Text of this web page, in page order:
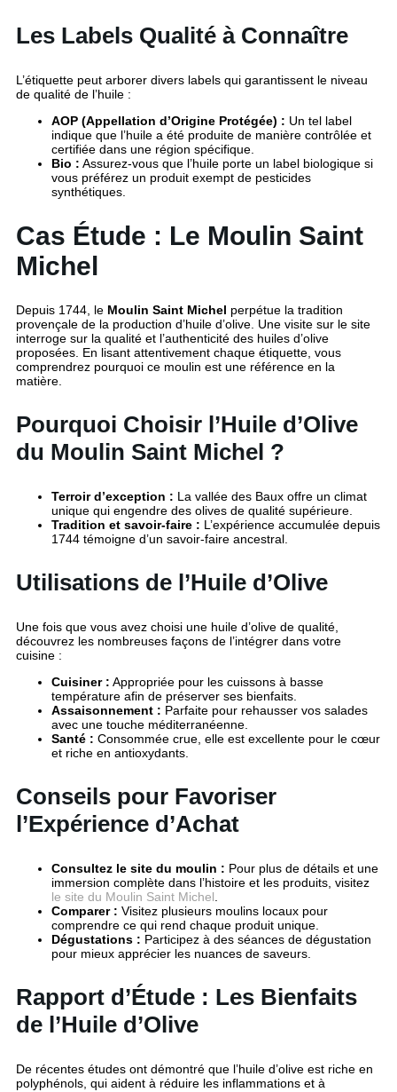
Les Labels Qualité à Connaître
L’étiquette peut arborer divers labels qui garantissent le niveau
de qualité de l’huile :
AOP (Appellation d’Origine Protégée) : Un tel label
indique que l’huile a été produite de manière contrôlée et
certifiée dans une région spécifique.
Bio : Assurez-vous que l’huile porte un label biologique si
vous préférez un produit exempt de pesticides
synthétiques.
Cas Étude : Le Moulin Saint
Michel
Depuis 1744, le Moulin Saint Michel perpétue la tradition
provençale de la production d’huile d’olive. Une visite sur le site
interroge sur la qualité et l’authenticité des huiles d’olive
proposées. En lisant attentivement chaque étiquette, vous
comprendrez pourquoi ce moulin est une référence en la
matière.
Pourquoi Choisir l’Huile d’Olive
du Moulin Saint Michel ?
Terroir d’exception : La vallée des Baux offre un climat
unique qui engendre des olives de qualité supérieure.
Tradition et savoir-faire : L’expérience accumulée depuis
1744 témoigne d’un savoir-faire ancestral.
Utilisations de l’Huile d’Olive
Une fois que vous avez choisi une huile d’olive de qualité,
découvrez les nombreuses façons de l’intégrer dans votre
cuisine :
Cuisiner : Appropriée pour les cuissons à basse
température afin de préserver ses bienfaits.
Assaisonnement : Parfaite pour rehausser vos salades
avec une touche méditerranéenne.
Santé : Consommée crue, elle est excellente pour le cœur
et riche en antioxydants.
Conseils pour Favoriser
l’Expérience d’Achat
Consultez le site du moulin : Pour plus de détails et une
immersion complète dans l’histoire et les produits, visitez
le site du Moulin Saint Michel.
Comparer : Visitez plusieurs moulins locaux pour
comprendre ce qui rend chaque produit unique.
Dégustations : Participez à des séances de dégustation
pour mieux apprécier les nuances de saveurs.
Rapport d’Étude : Les Bienfaits
de l’Huile d’Olive
De récentes études ont démontré que l’huile d’olive est riche en
polyphénols, qui aident à réduire les inflammations et à